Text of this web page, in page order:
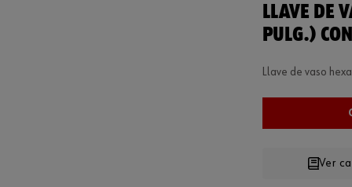
LLAVE DE
PULG.)
Llave de vaso
Ver